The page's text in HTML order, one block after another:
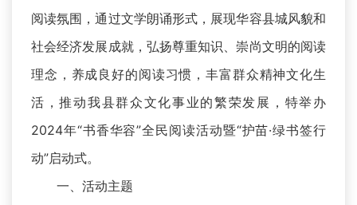
阅读氛围，通过文学朗诵形式，展现华容县城风貌和
社会经济发展成就，弘扬尊重知识、崇尚文明的阅读
理念，养成良好的阅读习惯，丰富群众精神文化生
活，推动我县群众文化事业的繁荣发展，特举办
2024年“书香华容”全民阅读活动暨“护苗·绿书签行
动”启动式。
一、活动主题